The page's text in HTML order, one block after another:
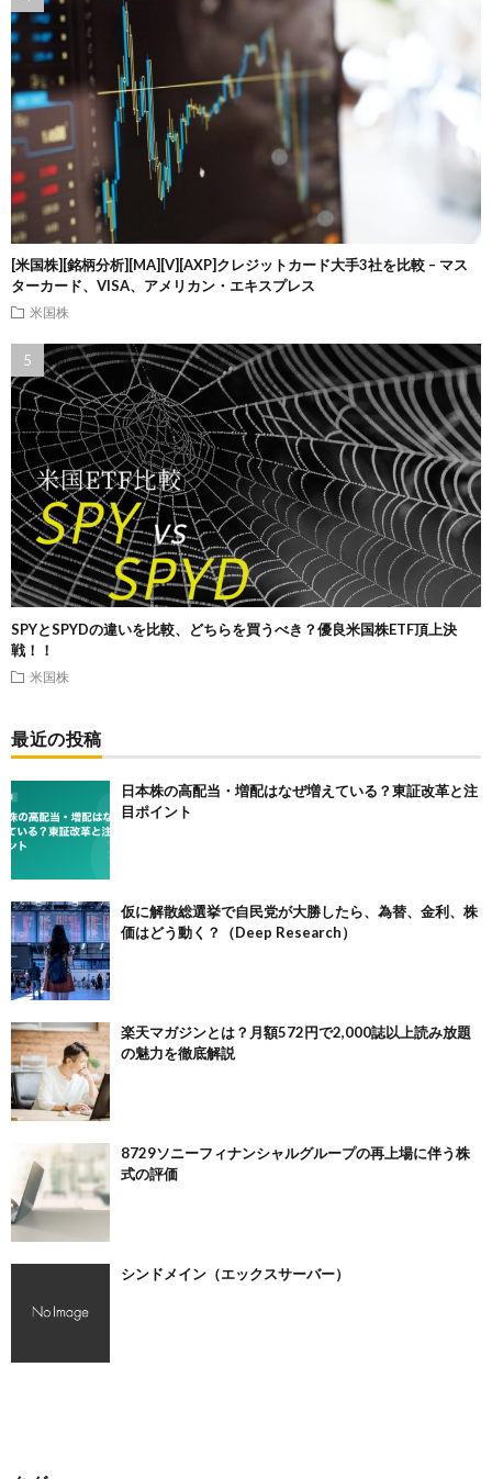
[米国株][銘柄分析][MA][V][AXP]クレジットカード大手3社を比較 – マス
ターカード、VISA、アメリカン・エキスプレス
米国株
SPYとSPYDの違いを比較、どちらを買うべき？優良米国株ETF頂上決
戦！！
米国株
最近の投稿
日本株の高配当・増配はなぜ増えている？東証改革と注
目ポイント
仮に解散総選挙で自民党が大勝したら、為替、金利、株
価はどう動く？（Deep Research）
楽天マガジンとは？月額572円で2,000誌以上読み放題
の魅力を徹底解説
8729ソニーフィナンシャルグループの再上場に伴う株
式の評価
シンドメイン（エックスサーバー）